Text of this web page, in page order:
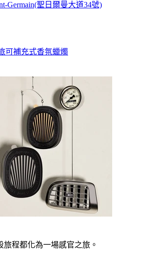
Germain(聖日爾曼大道34號)
可補充式香氛蠟燭
程都化為一場感官之旅。